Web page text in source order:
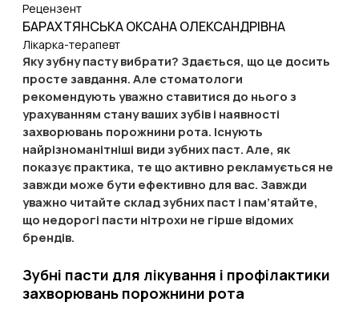
Рецензент
БАРАХТЯНСЬКА ОКСАНА ОЛЕКСАНДРІВНА
Лікарка-терапевт
Яку зубну пасту вибрати? Здається, що це досить
просте завдання. Але стоматологи
рекомендують уважно ставитися до нього з
урахуванням стану ваших зубів і наявності
захворювань порожнини рота. Існують
найрізноманітніші види зубних паст. Але, як
показує практика, те що активно рекламується не
завжди може бути ефективно для вас. Завжди
уважно читайте склад зубних паст і пам’ятайте,
що недорогі пасти нітрохи не гірше відомих
брендів.
Зубні пасти для лікування і профілактики
захворювань порожнини рота